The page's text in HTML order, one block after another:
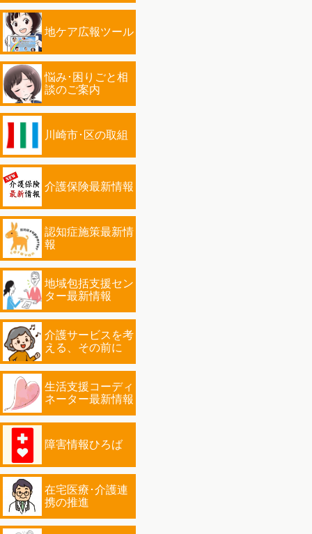
地ケア広報ツール
悩み･困りごと相
談のご案内
川崎市･区の取組
介護保険最新情報
認知症施策最新情
報
地域包括支援セン
ター最新情報
介護サービスを考
える、その前に
生活支援コーディ
ネーター最新情報
障害情報ひろば
在宅医療･介護連
携の推進